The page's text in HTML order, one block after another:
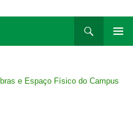
e Espaço Físico do Campus